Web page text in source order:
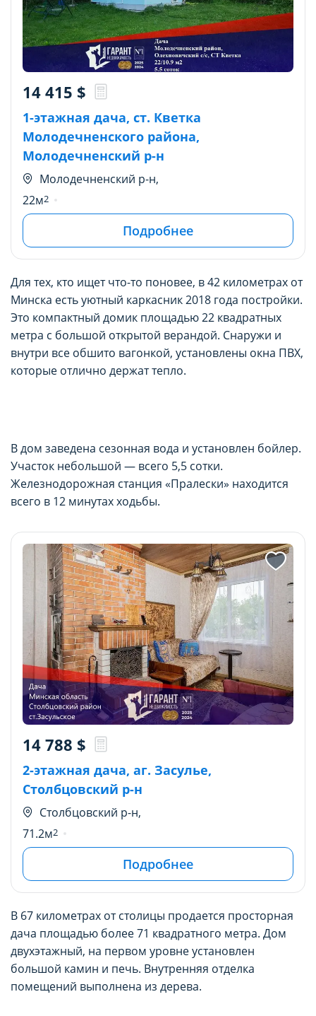
1-этажная дача, ст. Кветка
Молодечненского района,
Молодечненский р-н
Молодечненский р-н,
14 415 $
22м2
Подробнее
Для тех, кто ищет что-то поновее, в 42 километрах от
Минска есть уютный каркасник 2018 года постройки.
Это компактный домик площадью 22 квадратных
метра с большой открытой верандой. Снаружи и
внутри все обшито вагонкой, установлены окна ПВХ,
которые отлично держат тепло.
В дом заведена сезонная вода и установлен бойлер.
Участок небольшой — всего 5,5 сотки.
Железнодорожная станция «Пралески» находится
всего в 12 минутах ходьбы.
2-этажная дача, аг. Засулье,
Столбцовский р-н
Столбцовский р-н,
14 788 $
71.2м2
Подробнее
В 67 километрах от столицы продается просторная
дача площадью более 71 квадратного метра. Дом
двухэтажный, на первом уровне установлен
большой камин и печь. Внутренняя отделка
помещений выполнена из дерева.